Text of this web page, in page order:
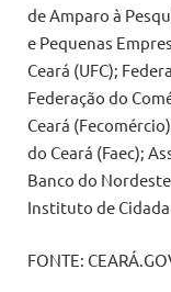
de Amparo à
e Pequenas
Ceará (UFC);
Federação do
Ceará
do Ceará (Faec);
Banco do
Instituto de
FONTE: